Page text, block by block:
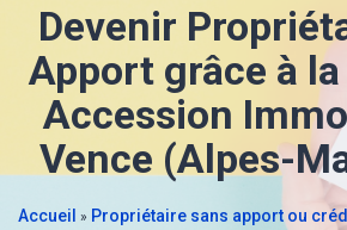
Devenir
Apport grâce à
Accession
Vence (Alpes-
Accueil » Propriétaire sans apport ou